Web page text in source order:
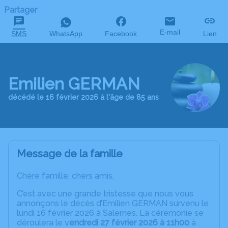
Partager
SMS WhatsApp Facebook E-mail Lien
Emilien GERMAN
décédé le 16 février 2026 à l'âge de 85 ans
Message de la famille
Chère famille, chers amis,
C’est avec une grande tristesse que nous vous
annonçons le décès d’Emilien GERMAN survenu le
lundi 16 février 2026 à Salernes. La cérémonie se
déroulera le vendredi 27 février 2026 à 11h00 à